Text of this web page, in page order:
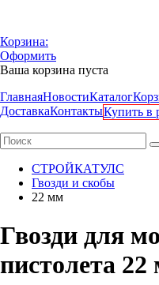
Корзина:
Оформить
Ваша корзина пуста
ГлавнаяНовостиКаталог
ДоставкаКонтактыКупить в
СТРОЙКАТУЛС
Гвозди и скобы
22 мм
Гвозди для
пистолета